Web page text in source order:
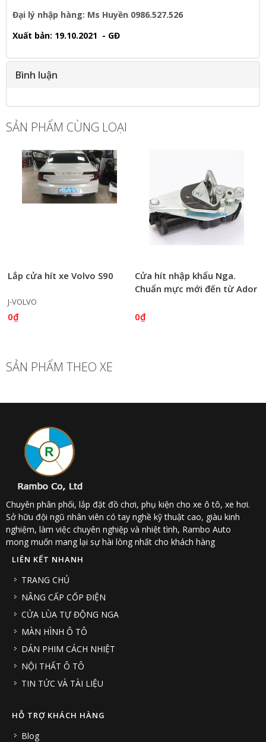
Đại lý nhập hàng: Ms Huyền 0986.527.526
Xuất bản: 19.10.2021 - GĐ
Bình luận
SẢN PHẨM CÙNG LOẠI
Lắp cửa hít xe Volvo S90
J-VOLVO
0₫
Cửa hít nhập khẩu Nga.
Chuẩn mực mới đến từ Ador
0₫
SẢN PHẨM THEO XE
Chuyên phân phối, lắp đặt đồ chơi, phụ kiện cho xe ô tô, xe hơi.
Sở hữu đội ngũ nhân viên có tay nghề kỹ thuật cao, giàu kinh
nghiệm, làm việc chuyên nghiệp và nhiệt tình, Rambo Auto
mong muốn mang lại sự hài lòng nhất cho khách hàng
LIÊN KẾT NHANH
TRANG CHỦ
NÂNG CẤP CỐP ĐIỆN
CỬA LÙA TỰ ĐỘNG NGA
MÀN HÌNH Ô TÔ
DÁN PHIM CÁCH NHIỆT
NỘI THẤT Ô TÔ
TIN TỨC VÀ TÀI LIỆU
HỖ TRỢ KHÁCH HÀNG
Blog